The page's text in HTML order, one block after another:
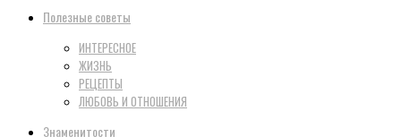
Полезные советы
ИНТЕРЕСНОЕ
ЖИЗНЬ
РЕЦЕПТЫ
ЛЮБОВЬ И ОТНОШЕНИЯ
Знаменитости